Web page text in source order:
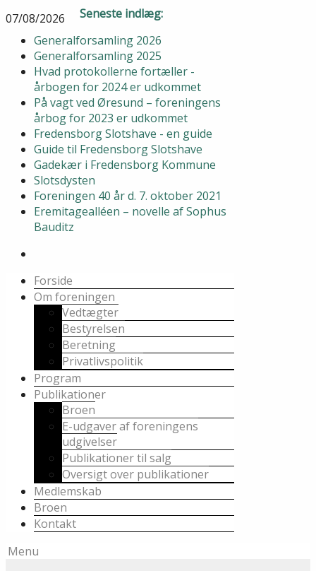
07/08/2026
Seneste indlæg:
Generalforsamling 2026
Generalforsamling 2025
Hvad protokollerne fortæller -
årbogen for 2024 er udkommet
På vagt ved Øresund – foreningens
årbog for 2023 er udkommet
Fredensborg Slotshave - en guide
Guide til Fredensborg Slotshave
Gadekær i Fredensborg Kommune
Slotsdysten
Foreningen 40 år d. 7. oktober 2021
Eremitagealléen – novelle af Sophus
Bauditz
Forside
Om foreningen
Vedtægter
Bestyrelsen
Beretning
Privatlivspolitik
Program
Publikationer
Broen
E-udgaver af foreningens
udgivelser
Publikationer til salg
Oversigt over publikationer
Medlemskab
Broen
Kontakt
Menu